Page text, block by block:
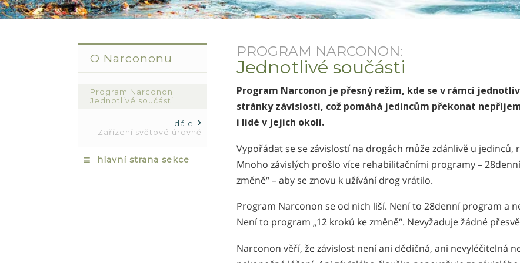
PROGRAM NARCONON:
Jednotlivé součásti
Program Narconon je přesný režim, kde se v rámci
stránky závislosti, což pomáhá jedincům překonat
i lidé v jejich okolí.
Vypořádat se se závislostí na drogách může zdánlivě u jedinců,
Mnoho závislých prošlo více rehabilitačními programy –
změně“ – aby se znovu k užívání drog vrátilo.
Program Narconon se od nich liší. Není to 28denní program a
Není to program „12 kroků ke změně“. Nevyžaduje žádné
Narconon věří, že závislost není ani dědičná, ani nevyléčitelná
O Narcononu
Program Narconon:
Jednotlivé součásti
dále
Zařízení světové úrovně
≡ hlavní strana sekce